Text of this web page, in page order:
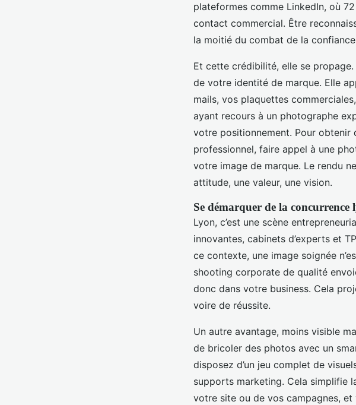
plateformes comme LinkedIn, où
contact commercial. Être
la moitié du combat de la
Et cette crédibilité, elle se
de votre identité de marque. Elle
mails, vos plaquettes
ayant recours à un photographe
votre positionnement. Pour obtenir
professionnel, faire appel à une
votre image de marque. Le rendu
attitude, une valeur, une vision.
Se démarquer de la concurrence
Lyon, c’est une scène
innovantes, cabinets d’experts et
ce contexte, une image soignée
shooting corporate de qualité
donc dans votre business. Cela
voire de réussite.
Un autre avantage, moins visible
de bricoler des photos avec un
disposez d’un jeu complet de
supports marketing. Cela simplifie
votre site ou de vos campagnes, et